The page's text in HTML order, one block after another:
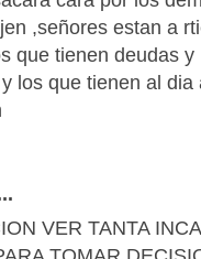
,señores estan a
que tienen deudas
los que tienen al
VER TANTA